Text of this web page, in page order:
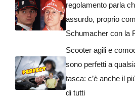
regolamento parla
assurdo, proprio
Schumacher con la
Scooter agili e
sono perfetti a
tasca: c’è anche il
di tutti